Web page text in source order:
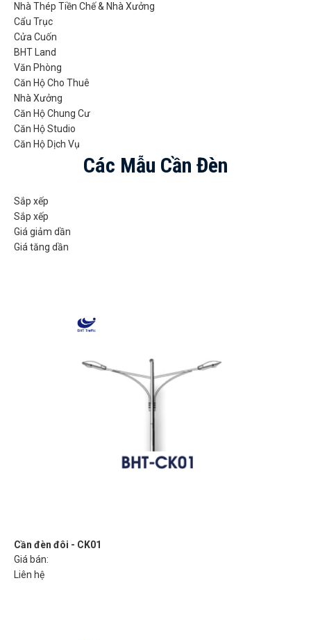
Nhà Thép Tiền Chế & Nhà Xưởng
Cẩu Trục
Cửa Cuốn
BHT Land
Văn Phòng
Căn Hộ Cho Thuê
Nhà Xưởng
Căn Hộ Chung Cư
Căn Hộ Studio
Căn Hộ Dịch Vụ
Các Mẫu Cần Đèn
Sắp xếp
Sắp xếp
Giá giảm dần
Giá tăng dần
Cần đèn đôi - CK01
Giá bán:
Liên hệ